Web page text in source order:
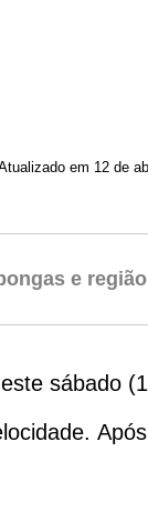
e
sábado